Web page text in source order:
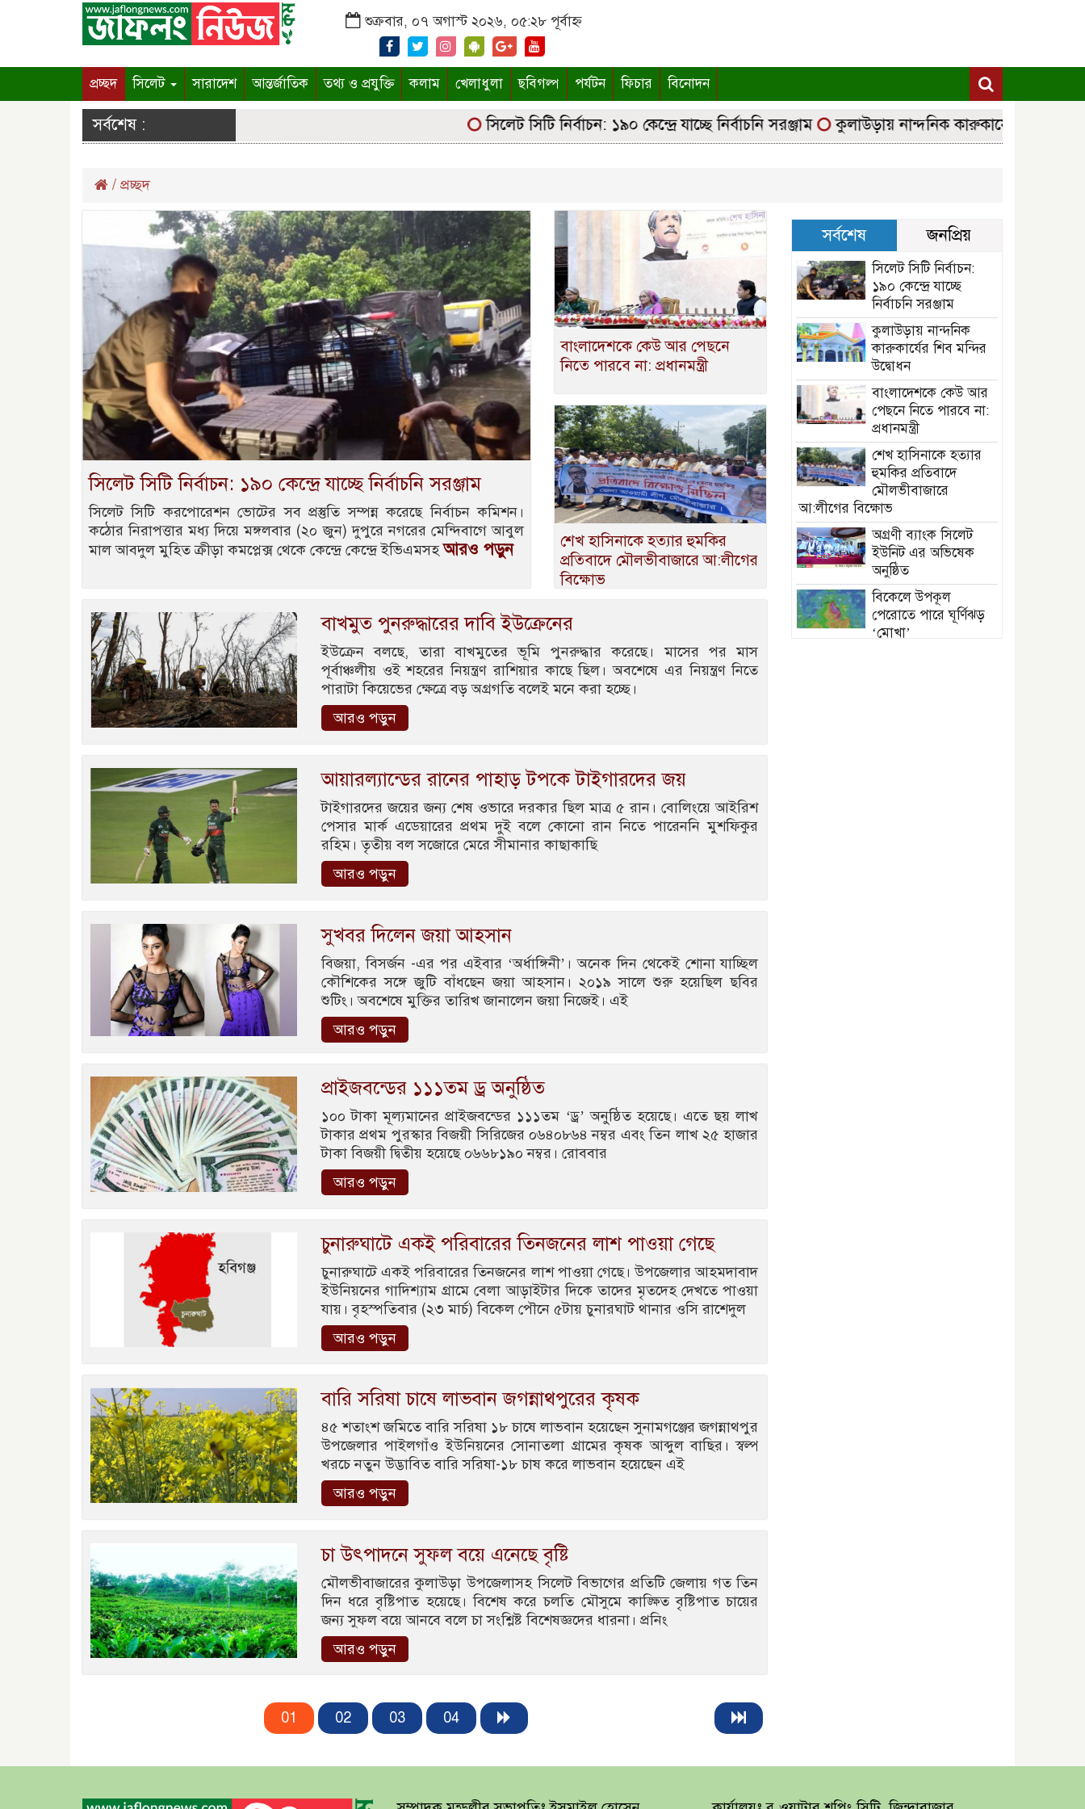
শুক্রবার, ০৭ অগাস্ট ২০২৬, ০৫:২৮ পূর্বাহ্ন
প্রচ্ছদ সিলেট সারাদেশ আন্তর্জাতিক তথ্য ও প্রযুক্তি কলাম খেলাধুলা ছবিগল্প পর্যটন ফিচার বিনোদন
সর্বশেষ : সিলেট সিটি নির্বাচন: ১৯০ কেন্দ্রে যাচ্ছে নির্বাচনি সরঞ্জাম কুলাউড়ায় নান্দনিক কারুকার্যের শিব মন্দির
/ প্রচ্ছদ
সিলেট সিটি নির্বাচন: ১৯০ কেন্দ্রে যাচ্ছে নির্বাচনি সরঞ্জাম
সিলেট সিটি করপোরেশন ভোটের সব প্রস্তুতি সম্পন্ন করেছে নির্বাচন কমিশন।
কঠোর নিরাপত্তার মধ্য দিয়ে মঙ্গলবার (২০ জুন) দুপুরে নগরের মেন্দিবাগে আবুল
মাল আবদুল মুহিত ক্রীড়া কমপ্লেক্স থেকে কেন্দ্রে কেন্দ্রে ইভিএমসহআরও পড়ুন
বাংলাদেশকে কেউ আর পেছনে
নিতে পারবে না: প্রধানমন্ত্রী
শেখ হাসিনাকে হত্যার হুমকির
প্রতিবাদে মৌলভীবাজারে আ:লীগের
বিক্ষোভ
বাখমুত পুনরুদ্ধারের দাবি ইউক্রেনের
ইউক্রেন বলছে, তারা বাখমুতের ভূমি পুনরুদ্ধার করেছে। মাসের পর মাস
পূর্বাঞ্চলীয় ওই শহরের নিয়ন্ত্রণ রাশিয়ার কাছে ছিল। অবশেষে এর নিয়ন্ত্রণ নিতে
পারাটা কিয়েভের ক্ষেত্রে বড় অগ্রগতি বলেই মনে করা হচ্ছে।
আরও পড়ুন
আয়ারল্যান্ডের রানের পাহাড় টপকে টাইগারদের জয়
টাইগারদের জয়ের জন্য শেষ ওভারে দরকার ছিল মাত্র ৫ রান। বোলিংয়ে আইরিশ
পেসার মার্ক এডেয়ারের প্রথম দুই বলে কোনো রান নিতে পারেননি মুশফিকুর
রহিম। তৃতীয় বল সজোরে মেরে সীমানার কাছাকাছি
আরও পড়ুন
সুখবর দিলেন জয়া আহসান
বিজয়া, বিসর্জন -এর পর এইবার ‘অর্ধাঙ্গিনী’। অনেক দিন থেকেই শোনা যাচ্ছিল
কৌশিকের সঙ্গে জুটি বাঁধছেন জয়া আহসান। ২০১৯ সালে শুরু হয়েছিল ছবির
শুটিং। অবশেষে মুক্তির তারিখ জানালেন জয়া নিজেই। এই
আরও পড়ুন
প্রাইজবন্ডের ১১১তম ড্র অনুষ্ঠিত
১০০ টাকা মূল্যমানের প্রাইজবন্ডের ১১১তম ‘ড্র’ অনুষ্ঠিত হয়েছে। এতে ছয় লাখ
টাকার প্রথম পুরস্কার বিজয়ী সিরিজের ০৬৪০৮৬৪ নম্বর এবং তিন লাখ ২৫ হাজার
টাকা বিজয়ী দ্বিতীয় হয়েছে ০৬৬৮১৯০ নম্বর। রোববার
আরও পড়ুন
চুনারুঘাটে একই পরিবারের তিনজনের লাশ পাওয়া গেছে
চুনারুঘাটে একই পরিবারের তিনজনের লাশ পাওয়া গেছে। উপজেলার আহমদাবাদ
ইউনিয়নের গাদিশ্যাম গ্রামে বেলা আড়াইটার দিকে তাদের মৃতদেহ দেখতে পাওয়া
যায়। বৃহস্পতিবার (২৩ মার্চ) বিকেল পৌনে ৫টায় চুনারঘাট থানার ওসি রাশেদুল
আরও পড়ুন
বারি সরিষা চাষে লাভবান জগন্নাথপুরের কৃষক
৪৫ শতাংশ জমিতে বারি সরিষা ১৮ চাষে লাভবান হয়েছেন সুনামগঞ্জের জগন্নাথপুর
উপজেলার পাইলগাঁও ইউনিয়নের সোনাতলা গ্রামের কৃষক আব্দুল বাছির। স্বল্প
খরচে নতুন উদ্ভাবিত বারি সরিষা-১৮ চাষ করে লাভবান হয়েছেন এই
আরও পড়ুন
চা উৎপাদনে সুফল বয়ে এনেছে বৃষ্টি
মৌলভীবাজারের কুলাউড়া উপজেলাসহ সিলেট বিভাগের প্রতিটি জেলায় গত তিন
দিন ধরে বৃষ্টিপাত হয়েছে। বিশেষ করে চলতি মৌসুমে কাঙ্ক্ষিত বৃষ্টিপাত চায়ের
জন্য সুফল বয়ে আনবে বলে চা সংশ্লিষ্ট বিশেষজ্ঞদের ধারনা। প্রনিং
আরও পড়ুন
01 02 03 04
সর্বশেষ জনপ্রিয়
সিলেট সিটি নির্বাচন:
১৯০ কেন্দ্রে যাচ্ছে
নির্বাচনি সরঞ্জাম
কুলাউড়ায় নান্দনিক
কারুকার্যের শিব মন্দির
উদ্বোধন
বাংলাদেশকে কেউ আর
পেছনে নিতে পারবে না:
প্রধানমন্ত্রী
শেখ হাসিনাকে হত্যার
হুমকির প্রতিবাদে
মৌলভীবাজারে
আ:লীগের বিক্ষোভ
অগ্রণী ব্যাংক সিলেট
ইউনিট এর অভিষেক
অনুষ্ঠিত
বিকেলে উপকূল
পেরোতে পারে ঘূর্ণিঝড়
‘মোখা’